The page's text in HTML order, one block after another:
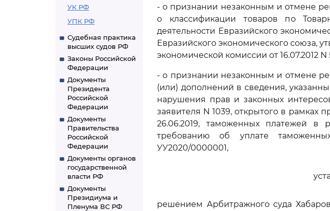
УК РФ
УПК РФ
Судебная практика
высших судов РФ
Законы Российской
Федерации
Документы
Президента
Российской
Федерации
Документы
Правительства
Российской
Федерации
Документы органов
государственной
власти РФ
Документы
Президиума и
Пленума ВС РФ
- о признании незаконным и отмене
о классификации товаров по
деятельности Евразийского
Евразийского экономического союза,
экономической комиссии от 16.07.2012
- о признании незаконным и отмене
(или) дополнений в сведения,
нарушения прав и законных
заявителя N 1039, открытого в
26.06.2019, таможенных платежей в
требованию об уплате
УУ2020/0000001,
решением Арбитражного суда